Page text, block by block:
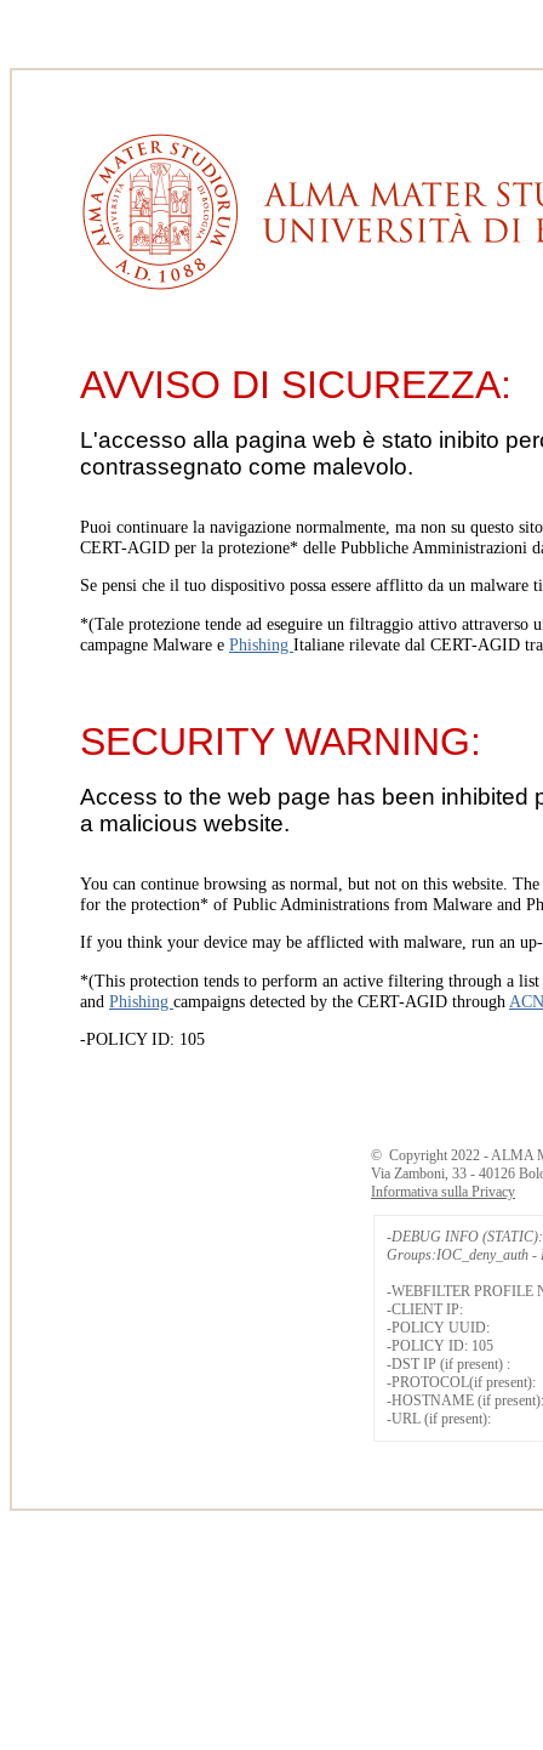
AVVISO DI SICUREZZA:
L'accesso alla pagina web è stato inibito
contrassegnato come malevolo.
Puoi continuare la navigazione normalmente, ma non su questo
CERT-AGID per la protezione* delle Pubbliche Amministrazioni
Se pensi che il tuo dispositivo possa essere afflitto da un
*(Tale protezione tende ad eseguire un filtraggio attivo
campagne Malware e Phishing Italiane rilevate dal CERT-AGID
SECURITY WARNING:
Access to the web page has been
a malicious website.
You can continue browsing as normal, but not on this website.
for the protection* of Public Administrations from Malware and
If you think your device may be afflicted with malware, run an
*(This protection tends to perform an active filtering through a
and Phishing campaigns detected by the CERT-AGID through
-POLICY ID: 105
© Copyright 2022 - ALMA
Via Zamboni, 33 - 40126
Informativa sulla Privacy
-DEBUG INFO (STATIC):
Groups:IOC_deny_auth -
-WEBFILTER PROFILE
-CLIENT IP:
-POLICY UUID:
-POLICY ID: 105
-DST IP (if present) :
-PROTOCOL(if present):
-HOSTNAME (if present):
-URL (if present):